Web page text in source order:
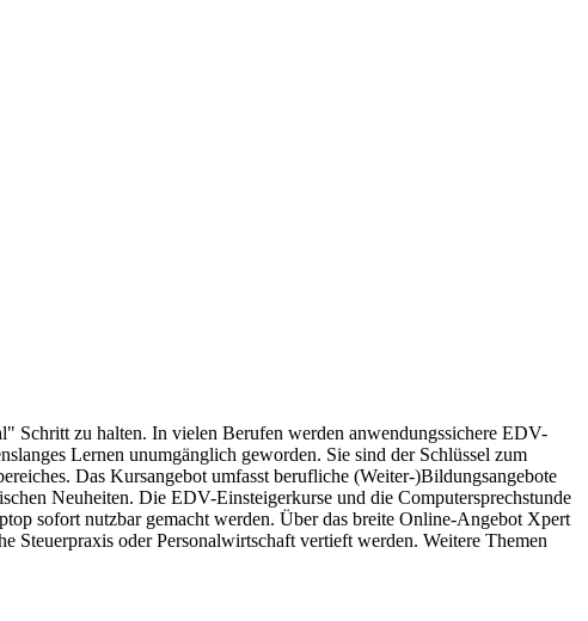
Schritt zu halten. In vielen Berufen werden anwendungssichere EDV-
Lernen unumgänglich geworden. Sie sind der Schlüssel zum
Das Kursangebot umfasst berufliche (Weiter-)Bildungsangebote
Neuheiten. Die EDV-Einsteigerkurse und die Computersprechstunde
sofort nutzbar gemacht werden. Über das breite Online-Angebot Xpert
Steuerpraxis oder Personalwirtschaft vertieft werden. Weitere Themen